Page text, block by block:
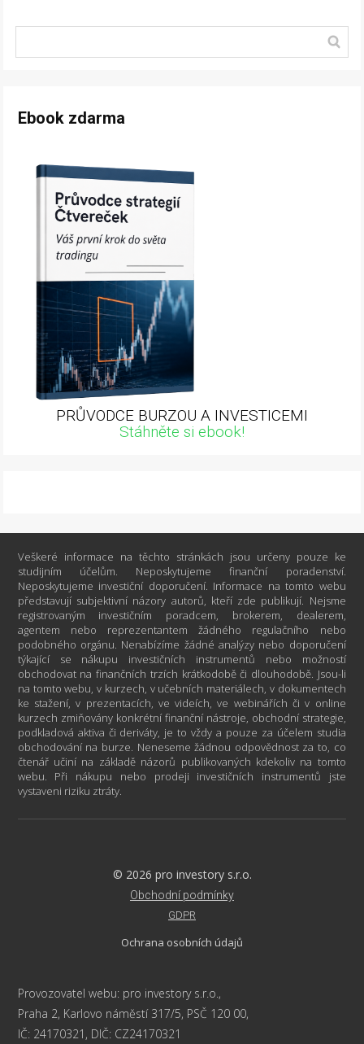
Ebook zdarma
PRŮVODCE BURZOU A INVESTICEMI
Stáhněte si ebook!
Veškeré informace na těchto stránkách jsou určeny pouze ke
studijním účelům. Neposkytujeme finanční poradenství.
Neposkytujeme investiční doporučení. Informace na tomto webu
představují subjektivní názory autorů, kteří zde publikují. Nejsme
registrovaným investičním poradcem, brokerem, dealerem,
agentem nebo reprezentantem žádného regulačního nebo
podobného orgánu. Nenabízíme žádné analýzy nebo doporučení
týkající se nákupu investičních instrumentů nebo možností
obchodovat na finančních trzích krátkodobě či dlouhodobě. Jsou-li
na tomto webu, v kurzech, v učebních materiálech, v dokumentech
ke stažení, v prezentacích, ve videích, ve webinářích či v online
kurzech zmiňovány konkrétní finanční nástroje, obchodní strategie,
podkladová aktiva či deriváty, je to vždy a pouze za účelem studia
obchodování na burze. Neneseme žádnou odpovědnost za to, co
čtenář učiní na základě názorů publikovaných kdekoliv na tomto
webu. Při nákupu nebo prodeji investičních instrumentů jste
vystaveni riziku ztráty.
© 2026 pro investory s.r.o.
Obchodní podmínky
GDPR
Ochrana osobních údajů
Provozovatel webu: pro investory s.r.o.,
Praha 2, Karlovo náměstí 317/5, PSČ 120 00,
IČ: 24170321, DIČ: CZ24170321